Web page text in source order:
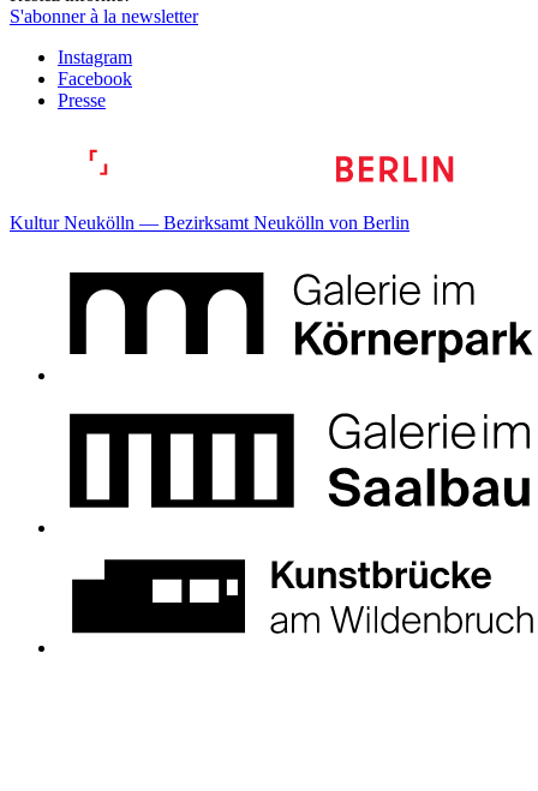
S'abonner à la newsletter
Instagram
Facebook
Presse
Kultur Neukölln — Bezirksamt Neukölln von Berlin